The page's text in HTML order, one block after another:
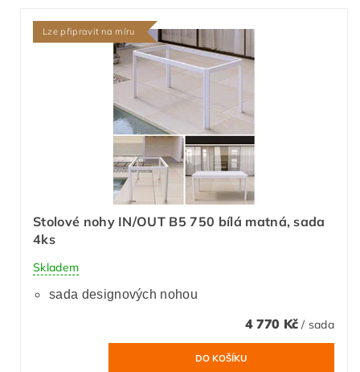
Lze připravit na míru
Stolové nohy IN/OUT B5 750 bílá matná, sada
4ks
Skladem
sada designových nohou
4 770 Kč/ sada